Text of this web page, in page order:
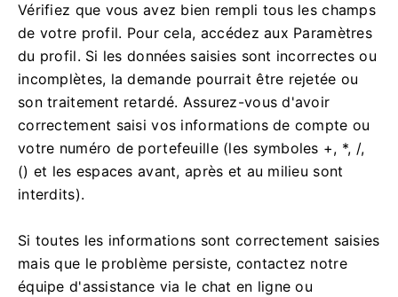
Vérifiez que vous avez bien rempli tous les champs
de votre profil. Pour cela, accédez aux Paramètres
du profil. Si les données saisies sont incorrectes ou
incomplètes, la demande pourrait être rejetée ou
son traitement retardé. Assurez-vous d'avoir
correctement saisi vos informations de compte ou
votre numéro de portefeuille (les symboles +, *, /,
() et les espaces avant, après et au milieu sont
interdits).
Si toutes les informations sont correctement saisies
mais que le problème persiste, contactez notre
équipe d'assistance via le chat en ligne ou